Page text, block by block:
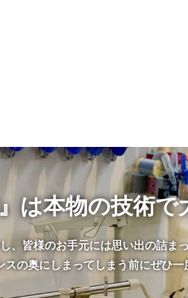
は本物の技術
、皆様のお手元には思い出の詰
スの奥にしまってしまう前にぜひ一